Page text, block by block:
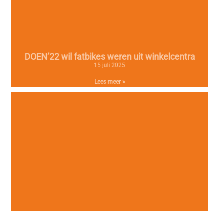
DOEN’22 wil fatbikes weren uit winkelcentra
15 juli 2025
Lees meer »